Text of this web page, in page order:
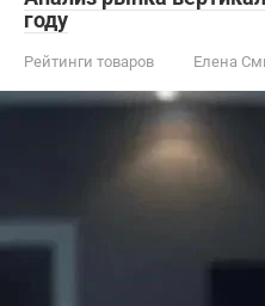
году
Рейтинги товаров Елена